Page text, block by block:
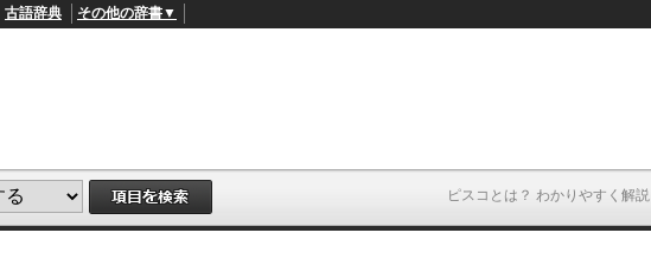
ピスコとは？ わかりやすく解説
古語辞典 その他の辞書▼